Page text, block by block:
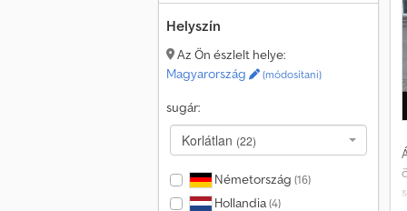
Helyszín
Az Ön észlelt helye:
Magyarország
(módosítani)
sugár:
Korlátlan (22)
Németország (16)
Hollandia(4)